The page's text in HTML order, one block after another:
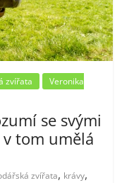
zvířata
Veronika
se svými
tom umělá
zvířata, krávy,